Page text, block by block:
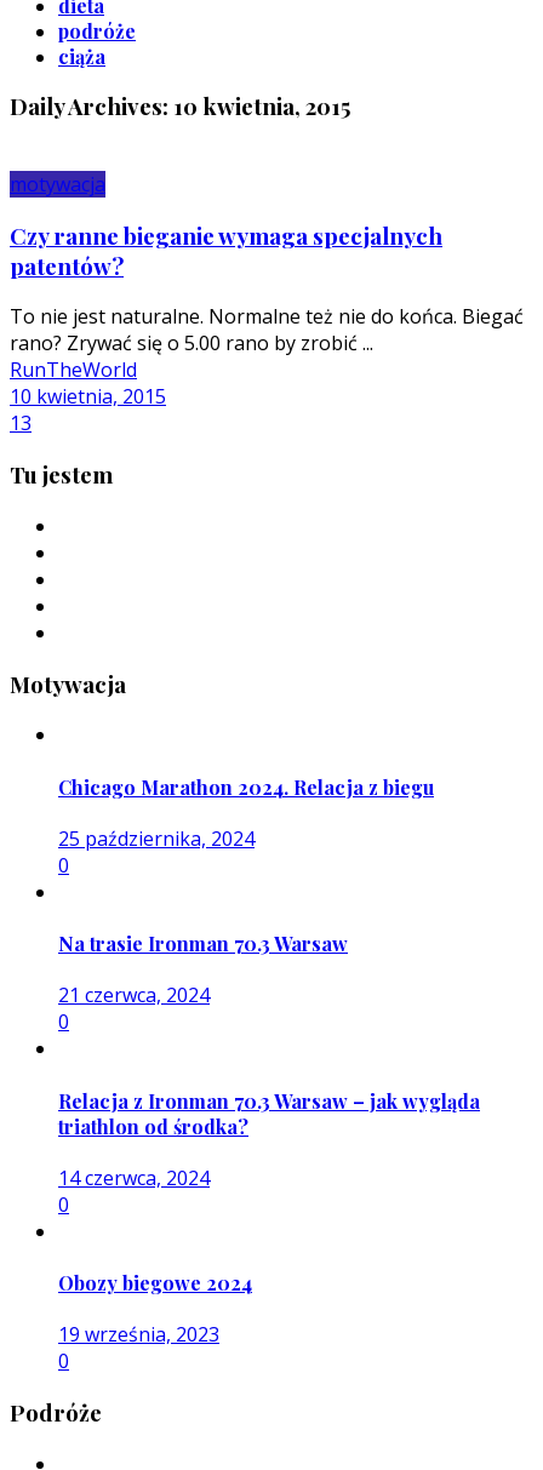
podróże
ciąża
Daily Archives: 10 kwietnia, 2015
motywacja
Czy ranne bieganie wymaga specjalnych
patentów?
To nie jest naturalne. Normalne też nie do końca. Biegać
rano? Zrywać się o 5.00 rano by zrobić ...
RunTheWorld
10 kwietnia, 2015
13
Tu jestem
Motywacja
Chicago Marathon 2024. Relacja z biegu
25 października, 2024
0
Na trasie Ironman 70.3 Warsaw
21 czerwca, 2024
0
Relacja z Ironman 70.3 Warsaw – jak wygląda
triathlon od środka?
14 czerwca, 2024
0
Obozy biegowe 2024
19 września, 2023
0
Podróże